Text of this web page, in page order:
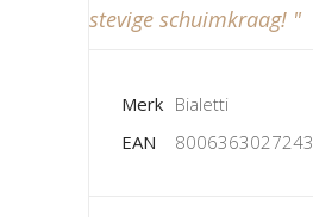
stevige schuimkraag!
Merk Bialetti
EAN
8006363027243